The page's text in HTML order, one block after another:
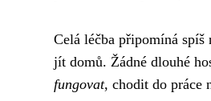
Celá léčba připomíná spíš
jít domů. Žádné dlouhé
fungovat, chodit do práce